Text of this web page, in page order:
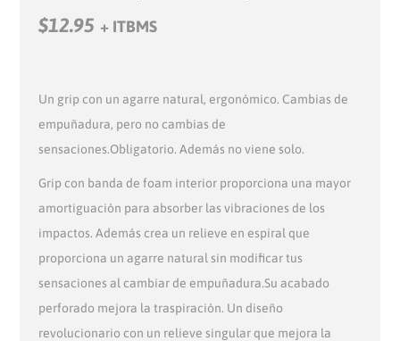
$12.95 + ITBMS
Un grip con un agarre natural, ergonómico. Cambias de
empuñadura, pero no cambias de
sensaciones.Obligatorio. Además no viene solo.
Grip con banda de foam interior proporciona una mayor
amortiguación para absorber las vibraciones de los
impactos. Además crea un relieve en espiral que
proporciona un agarre natural sin modificar tus
sensaciones al cambiar de empuñadura.Su acabado
perforado mejora la traspiración. Un diseño
revolucionario con un relieve singular que mejora la